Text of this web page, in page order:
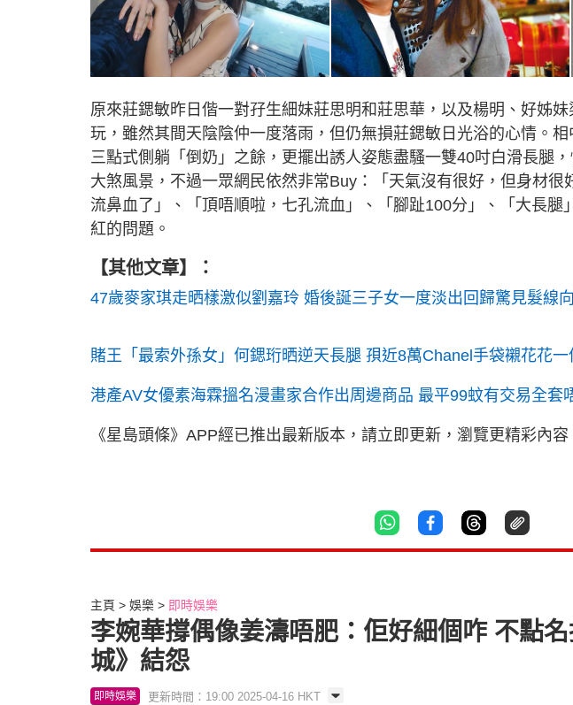
原來莊鍶敏昨日偕一對孖生細妹莊思明和莊思華，以及楊明、好姊
玩，雖然其間天陰陰仲一度落雨，但仍無損莊鍶敏日光浴的心情。
三點式側躺「倒奶」之餘，更擺出誘人姿態盡騷一雙40吋白滑長腿
大煞風景，不過一眾網民依然非常Buy：「天氣沒有很好，但身材很
流鼻血了」、「頂唔順啦，七孔流血」、「腳趾100分」、「大長腿
紅的問題。
【其他文章】：
47歲麥家琪走晒樣激似劉嘉玲 婚後誕三子女一度淡出回歸驚見髮線
賭王「最索外孫女」何鍶珩晒逆天長腿 孭近8萬Chanel手袋襯花花
港產AV女優素海霖搵名漫畫家合作出周邊商品 最平99蚊有交易全套
《星島頭條》APP經已推出最新版本，請立即更新，瀏覽更精彩內容
主頁 娛樂 即時娛樂
李婉華撐偶像姜濤唔肥：佢好細個咋 不點
城》結怨
即時娛樂 更新時間：19:00 2025-04-16 HKT